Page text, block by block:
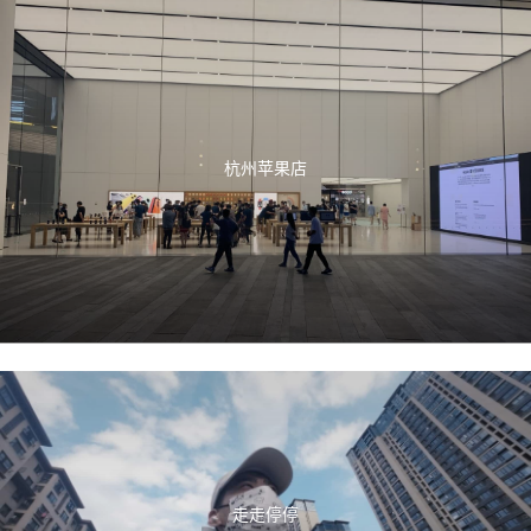
杭州苹果店
走走停停